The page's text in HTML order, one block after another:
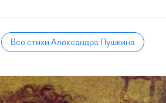
Все стихи Александра Пушкина